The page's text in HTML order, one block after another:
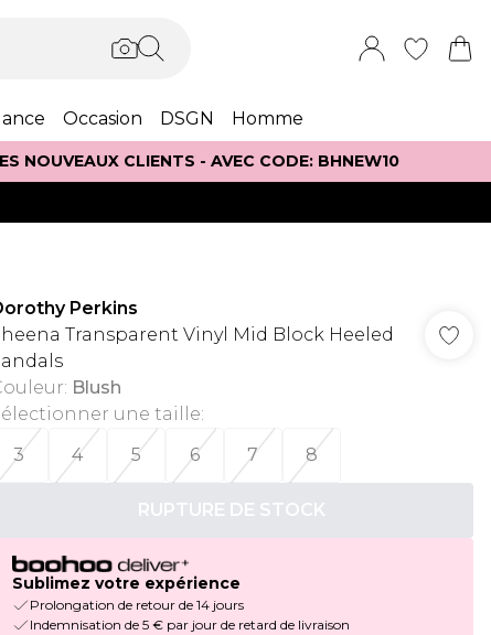
Occasion DSGN Homme
NOUVEAUX CLIENTS - AVEC CODE: BHNEW10
Perkins
Transparent Vinyl Mid Block Heeled
: Blush
une taille:
3
4 5 6 7 8
RUPTURE DE STOCK
Sublimez votre expérience
Prolongation de retour de 14 jours
Indemnisation de 5 € par jour de retard de livraison